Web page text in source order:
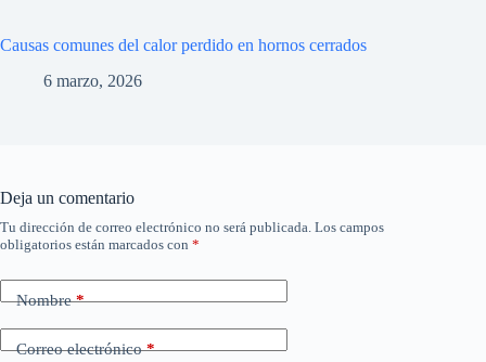
Causas comunes del calor perdido en hornos cerrados
6 marzo, 2026
Deja un comentario
Tu dirección de correo electrónico no será publicada. Los campos
obligatorios están marcados con *
Nombre*
Correo electrónico*